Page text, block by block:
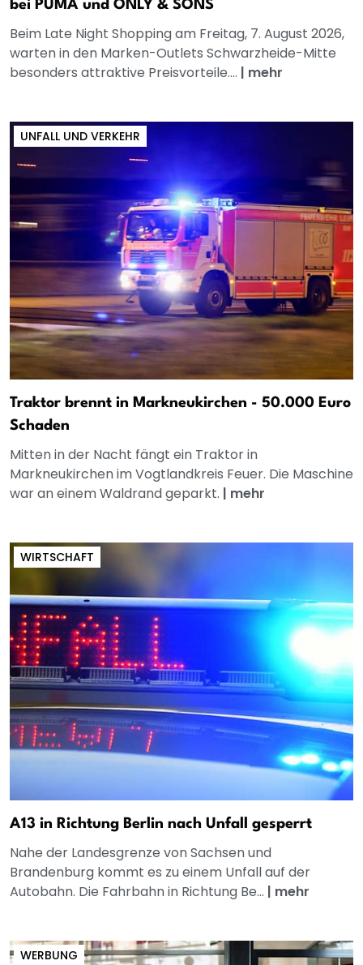
bei PUMA und ONLY & SONS
Beim Late Night Shopping am Freitag, 7. August 2026,
warten in den Marken-Outlets Schwarzheide-Mitte
besonders attraktive Preisvorteile.... | mehr
UNFALL UND VERKEHR
Traktor brennt in Markneukirchen - 50.000 Euro
Schaden
Mitten in der Nacht fängt ein Traktor in
Markneukirchen im Vogtlandkreis Feuer. Die Maschine
war an einem Waldrand geparkt. | mehr
WIRTSCHAFT
A13 in Richtung Berlin nach Unfall gesperrt
Nahe der Landesgrenze von Sachsen und
Brandenburg kommt es zu einem Unfall auf der
Autobahn. Die Fahrbahn in Richtung Be... | mehr
WERBUNG